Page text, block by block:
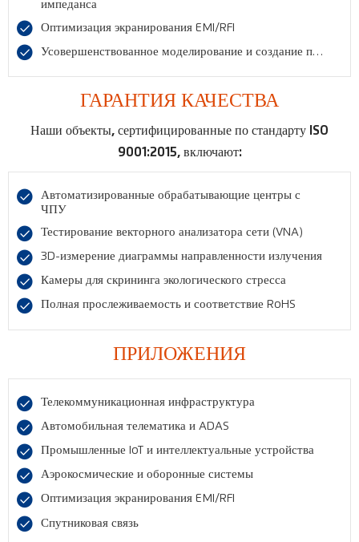
импеданса
 Оптимизация экранирования EMI/RFI
 Усовершенствованное моделирование и создание прототипов
ГАРАНТИЯ КАЧЕСТВА
Наши объекты, сертифицированные по стандарту ISO
9001:2015, включают:

Автоматизированные обрабатывающие центры с
ЧПУ
 Тестирование векторного анализатора сети (VNA)
 3D-измерение диаграммы направленности излучения
 Камеры для скрининга экологического стресса
 Полная прослеживаемость и соответствие RoHS
ПРИЛОЖЕНИЯ
 Телекоммуникационная инфраструктура
 Автомобильная телематика и ADAS
 Промышленные IoT и интеллектуальные устройства
 Аэрокосмические и оборонные системы
 Оптимизация экранирования EMI/RFI
 Спутниковая связь